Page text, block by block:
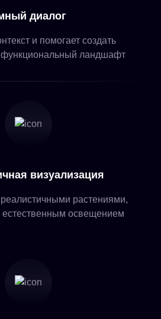
диалог
и помогает создать
ландшафт
визуализация
растениями,
освещением